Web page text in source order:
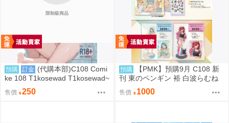
限制級商品
預購 訂金 (代購本部)C108 Comi
ke 108 T1kosewad T1kosewad~
~ 蔚藍檔案 C108數量限定新刊
「二人ならいいでしょう (隨機簽
售價 250
預購
【PMK】預購9月 C108 新
刊 東のペンギン 裕 白波らむね
VSPO
售價 1000